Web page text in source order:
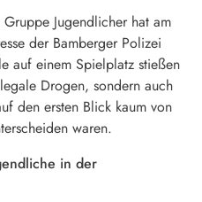
Jugendlicher hat am
der Bamberger Polizei
auf einem Spielplatz stießen
Drogen, sondern auch
den ersten Blick kaum von
waren.
in der